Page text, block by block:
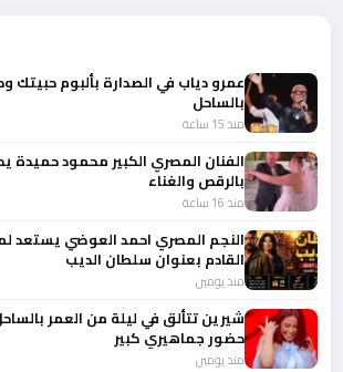
عمرو دياب في الصدارة بألبوم حبيتك
بالساحل
منذ 15 ساعة
الفنان المصري الكبير محمود حميدة
بالرقص والغناء
منذ 16 ساعة
النجم المصري احمد العوضي يستعد
القادم بعنوان سلطان الديب
منذ يومين
شيرين تتألق في ليلة من العمر
حضور جماهيري كبير
منذ يومين